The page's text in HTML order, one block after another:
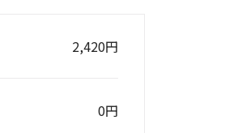
2,420円
0円